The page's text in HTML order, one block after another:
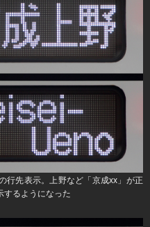
行先表示。上野など「京成xx」が正
するようになった